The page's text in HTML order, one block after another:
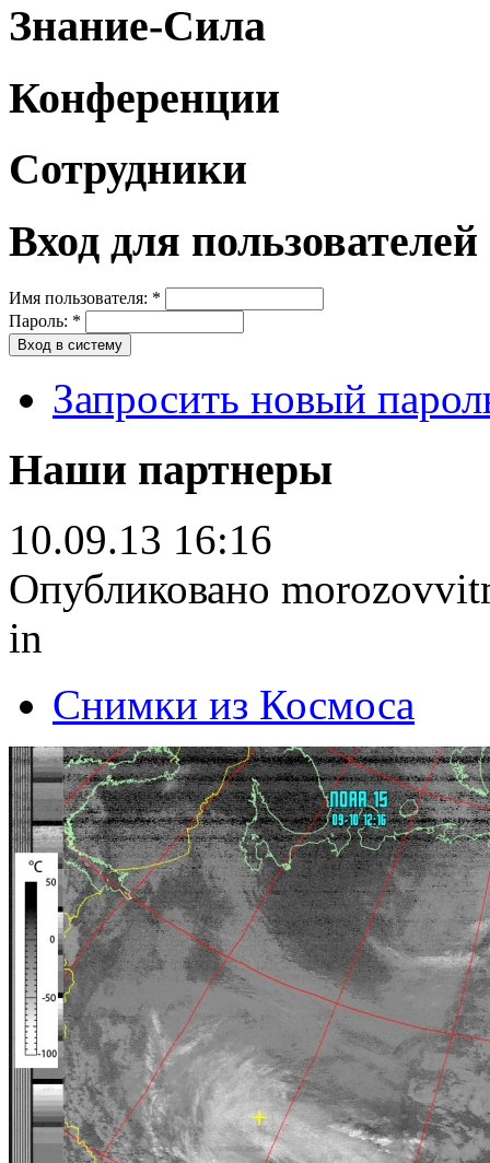
Знание-Сила
Конференции
Сотрудники
Вход для пользователей
Имя пользователя: *
Пароль: *
Запросить новый
Наши партнеры
10.09.13 16:16
Опубликовано
in
Снимки из Космоса